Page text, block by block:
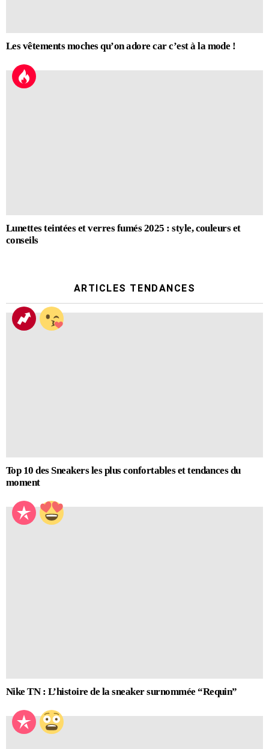
Les vêtements moches qu’on adore car c’est à la mode !
Lunettes teintées et verres fumés 2025 : style, couleurs et
conseils
ARTICLES TENDANCES
Top 10 des Sneakers les plus confortables et tendances du
moment
Nike TN : L’histoire de la sneaker surnommée “Requin”